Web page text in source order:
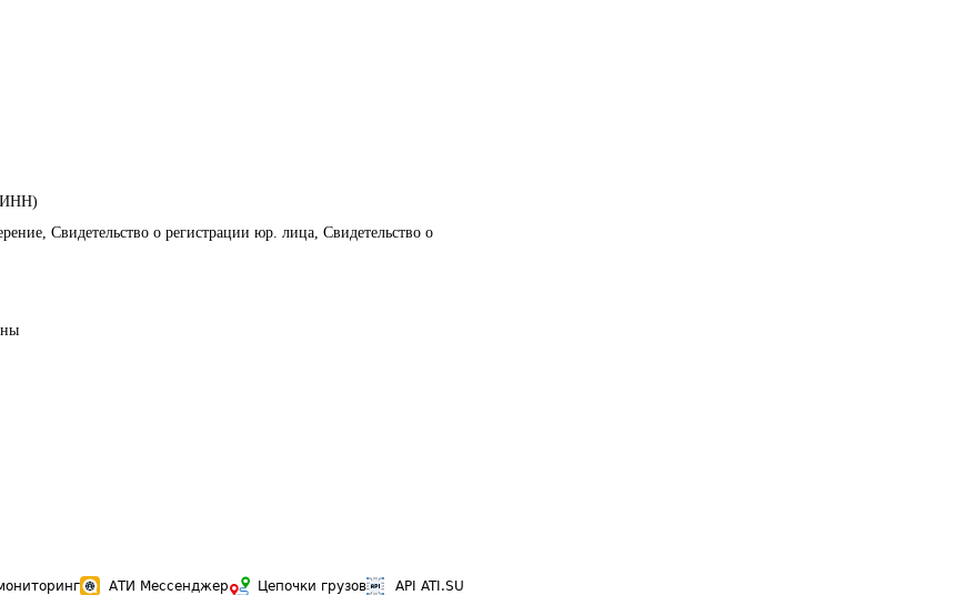
(ИНН)
Свидетельство о регистрации юр. лица, Свидетельство о
АТИ Мессенджер Цепочки грузов API ATI.SU